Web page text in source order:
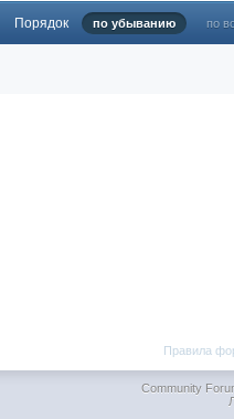
Порядок по убыванию по
Правила
Community